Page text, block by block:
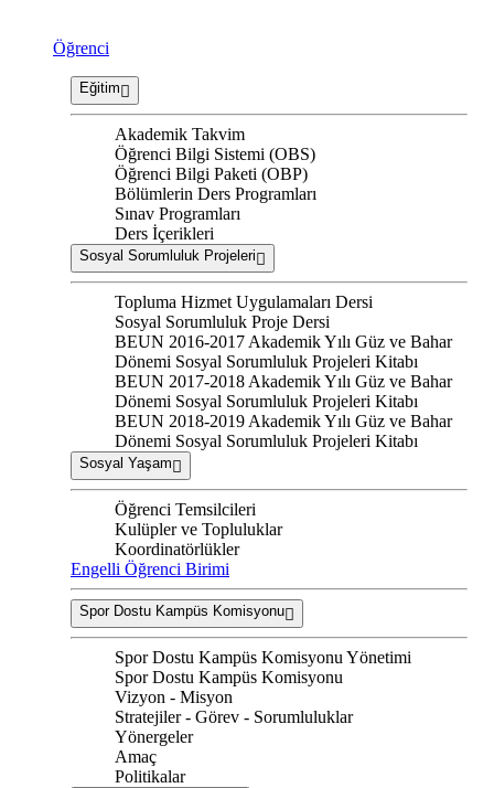
Öğrenci
Eğitim
Akademik Takvim
Öğrenci Bilgi Sistemi (OBS)
Öğrenci Bilgi Paketi (OBP)
Bölümlerin Ders Programları
Sınav Programları
Ders İçerikleri
Sosyal Sorumluluk Projeleri
Topluma Hizmet Uygulamaları Dersi
Sosyal Sorumluluk Proje Dersi
BEUN 2016-2017 Akademik Yılı Güz ve Bahar
Dönemi Sosyal Sorumluluk Projeleri Kitabı
BEUN 2017-2018 Akademik Yılı Güz ve Bahar
Dönemi Sosyal Sorumluluk Projeleri Kitabı
BEUN 2018-2019 Akademik Yılı Güz ve Bahar
Dönemi Sosyal Sorumluluk Projeleri Kitabı
Sosyal Yaşam
Öğrenci Temsilcileri
Kulüpler ve Topluluklar
Koordinatörlükler
Engelli Öğrenci Birimi
Spor Dostu Kampüs Komisyonu
Spor Dostu Kampüs Komisyonu Yönetimi
Spor Dostu Kampüs Komisyonu
Vizyon - Misyon
Stratejiler - Görev - Sorumluluklar
Yönergeler
Amaç
Politikalar